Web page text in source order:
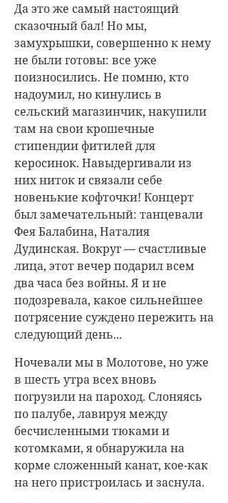
Да это же самый настоящий
сказочный бал! Но мы,
замухрышки, совершенно к нему
не были готовы: все уже
поизносились. Не помню, кто
надоумил, но кинулись в
сельский магазинчик, накупили
там на свои крошечные
стипендии фитилей для
керосинок. Навыдергивали из
них ниток и связали себе
новенькие кофточки! Концерт
был замечательный: танцевали
Фея Балабина, Наталия
Дудинская. Вокруг — счастливые
лица, этот вечер подарил всем
два часа без войны. Я и не
подозревала, какое сильнейшее
потрясение суждено пережить на
следующий день...
Ночевали мы в Молотове, но уже
в шесть утра всех вновь
погрузили на пароход. Слоняясь
по палубе, лавируя между
бесчисленными тюками и
котомками, я обнаружила на
корме сложенный канат, кое-как
на него пристроилась и заснула.